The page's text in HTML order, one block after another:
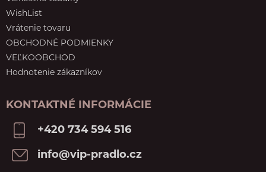
WishList
Vrátenie tovaru
OBCHODNÉ PODMIENKY
VEĽKOOBCHOD
Hodnotenie zákazníkov
KONTAKTNÉ INFORMÁCIE
+420 734 594 516
info@vip-pradlo.cz